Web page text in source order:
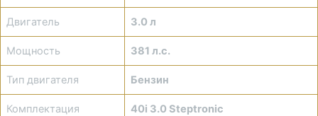
Двигатель 3.0 л
Мощность 381 л.с.
Тип двигателя Бензин
Комплектация 40i 3.0 Steptronic